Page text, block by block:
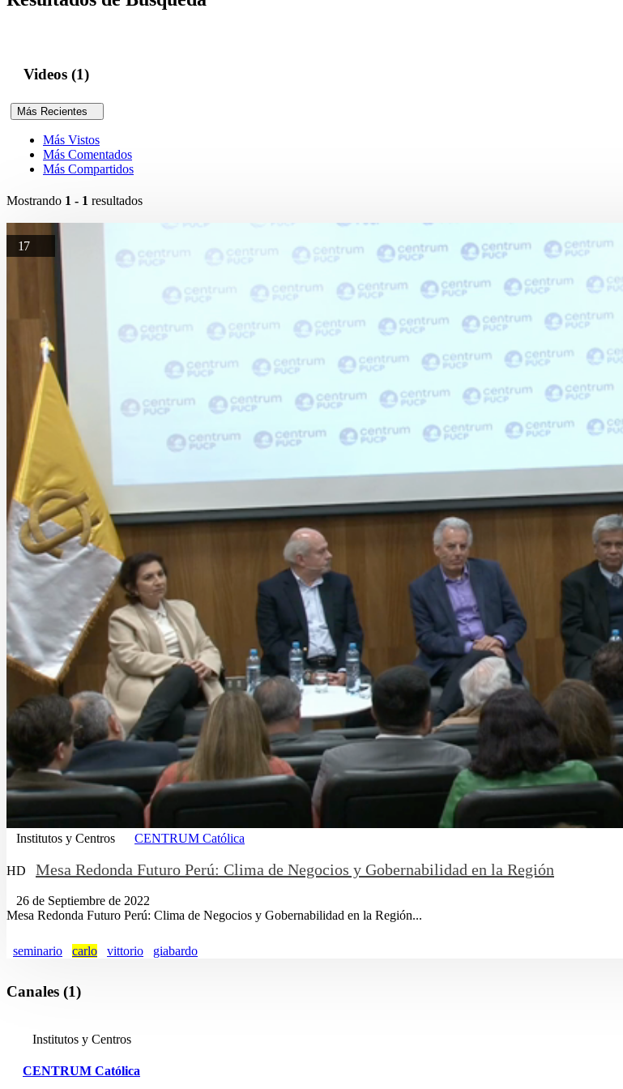
Videos (1)
Más Recientes
Más Vistos
Más Comentados
Más Compartidos
Mostrando 1 - 1 resultados
17
Institutos y Centros CENTRUM Católica
HD Mesa Redonda Futuro Perú: Clima de Negocios y Gobernabilidad en la Región
26 de Septiembre de 2022
Mesa Redonda Futuro Perú: Clima de Negocios y Gobernabilidad en la Región...
seminario carlo vittorio giabardo
Canales (1)
Institutos y Centros
CENTRUM Católica